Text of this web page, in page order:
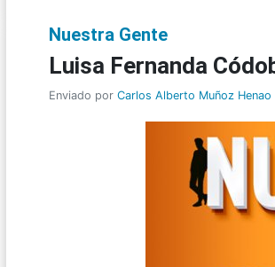
Nuestra Gente
Luisa Fernanda
Enviado por Carlos Alberto Muñoz Henao